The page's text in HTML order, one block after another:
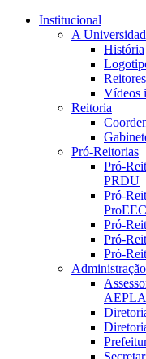
Conteúdo principal
Institucional
A
História
Reitores
Vídeos
Reitoria
Pró-Reitorias
Pró-
PRDU
Pró-
ProEEC
Pró-
Pró-
Pró-
Administração